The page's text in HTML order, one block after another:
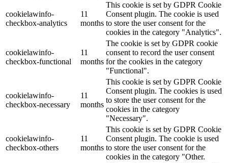
cookielawinfo-
checkbox-analytics
11
months
This cookie is set by GDPR Cookie
Consent plugin. The cookie is used
to store the user consent for the
cookies in the category "Analytics".
cookielawinfo-
checkbox-functional
11
months
The cookie is set by GDPR cookie
consent to record the user consent
for the cookies in the category
"Functional".
cookielawinfo-
checkbox-necessary
11
months
This cookie is set by GDPR Cookie
Consent plugin. The cookies is used
to store the user consent for the
cookies in the category
"Necessary".
cookielawinfo-
checkbox-others
11
months
This cookie is set by GDPR Cookie
Consent plugin. The cookie is used
to store the user consent for the
cookies in the category "Other.